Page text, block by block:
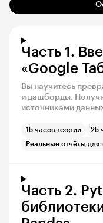
Часть 1.
«Google
Вы научитесь
и дашборды.
источниками
15 часов теории
25
Реальные отчёты для
Часть 2.